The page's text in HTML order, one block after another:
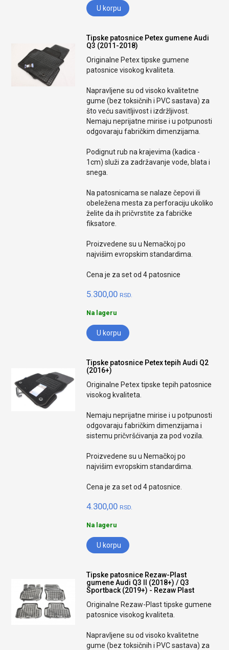
U korpu
Tipske patosnice Petex gumene Audi
Q3 (2011-2018)
Originalne Petex tipske gumene
patosnice visokog kvaliteta.
Napravljene su od visoko kvalitetne
gume (bez toksičnih i PVC sastava) za
što veću savitljivost i izdržljivost.
Nemaju neprijatne mirise i u potpunosti
odgovaraju fabričkim dimenzijama.
Podignut rub na krajevima (kadica -
1cm) služi za zadržavanje vode, blata i
snega.
Na patosnicama se nalaze čepovi ili
obeležena mesta za perforaciju ukoliko
želite da ih pričvrstite za fabričke
fiksatore.
Proizvedene su u Nemačkoj po
najvišim evropskim standardima.
Cena je za set od 4 patosnice
5.300,00 RSD.
Na lageru
U korpu
Tipske patosnice Petex tepih Audi Q2
(2016+)
Originalne Petex tipske tepih patosnice
visokog kvaliteta.
Nemaju neprijatne mirise i u potpunosti
odgovaraju fabričkim dimenzijama i
sistemu pričvršćivanja za pod vozila.
Proizvedene su u Nemačkoj po
najvišim evropskim standardima.
Cena je za set od 4 patosnice.
4.300,00 RSD.
Na lageru
U korpu
Tipske patosnice Rezaw-Plast
gumene Audi Q3 II (2018+) / Q3
Sportback (2019+) - Rezaw Plast
Originalne Rezaw-Plast tipske gumene
patosnice visokog kvaliteta.
Napravljene su od visoko kvalitetne
gume (bez toksičnih i PVC sastava) za